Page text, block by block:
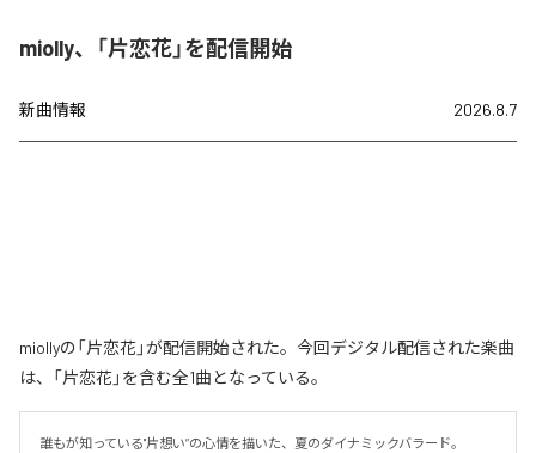
miolly、「片恋花」を配信開始
新曲情報 2026.8.7
miollyの「片恋花」が配信開始された。今回デジタル配信された楽曲
は、「片恋花」を含む全1曲となっている。
誰もが知っている"片想い”の心情を描いた、夏のダイナミックバラード。